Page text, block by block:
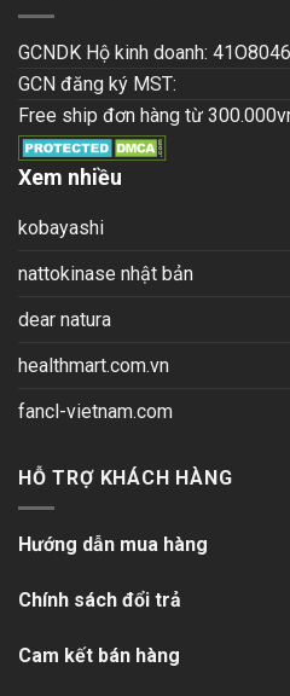
GCNDK Hộ kinh doanh:
GCN đăng ký MST:
Free ship đơn hàng từ
Xem nhiều
kobayashi
nattokinase nhật bản
dear natura
healthmart.com.vn
fancl-vietnam.com
HỖ TRỢ KHÁCH HÀNG
Hướng dẫn mua hàng
Chính sách đổi trả
Cam kết bán hàng